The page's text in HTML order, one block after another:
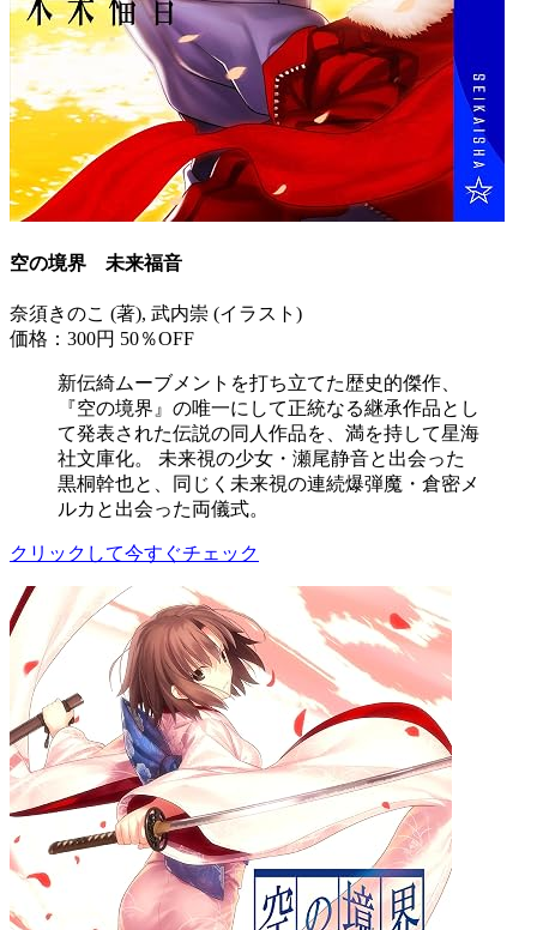
空の境界 未来福音
奈須きのこ (著), 武内崇 (イラスト)
価格：300円 50％OFF
新伝綺ムーブメントを打ち立てた歴史的傑作、
『空の境界』の唯一にして正統なる継承作品とし
て発表された伝説の同人作品を、満を持して星海
社文庫化。 未来視の少女・瀬尾静音と出会った
黒桐幹也と、同じく未来視の連続爆弾魔・倉密メ
ルカと出会った両儀式。
クリックして今すぐチェック